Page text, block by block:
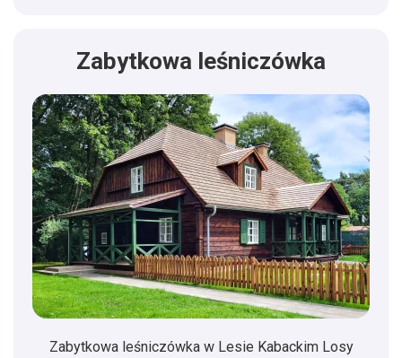
Zabytkowa leśniczówka
Zabytkowa leśniczówka w Lesie Kabackim Losy